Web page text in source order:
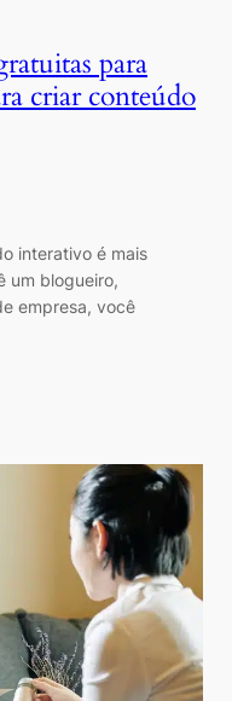
para
criar conteúdo
interativo é mais
um blogueiro,
empresa, você